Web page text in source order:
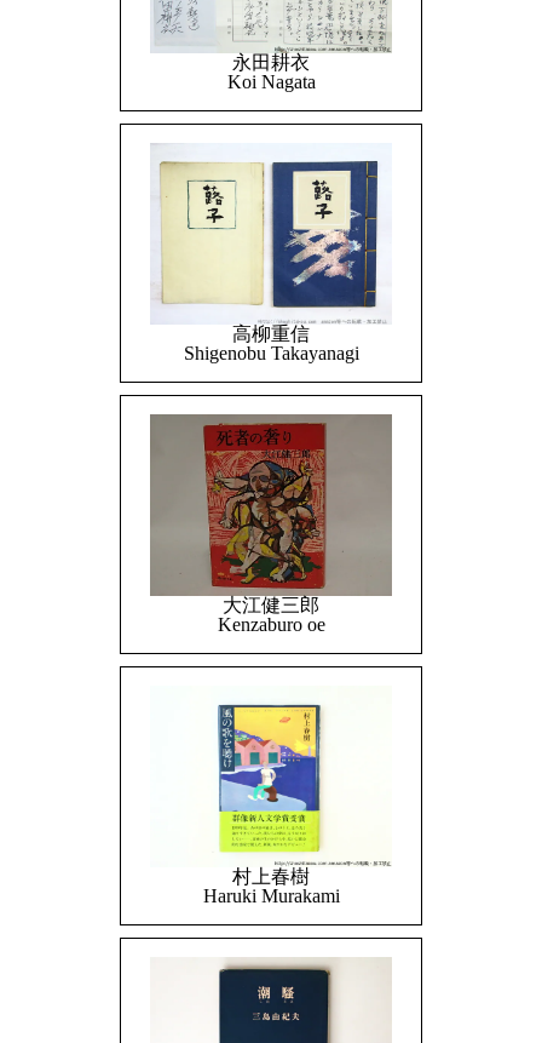
永田耕衣
Koi Nagata
高柳重信
Shigenobu Takayanagi
大江健三郎
Kenzaburo oe
村上春樹
Haruki Murakami